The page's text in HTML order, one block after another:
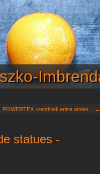
POWERTEX -vendredi entre amies... →
statues -